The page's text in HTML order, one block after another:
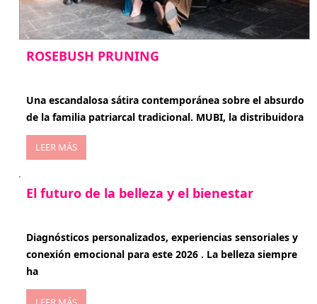
ROSEBUSH PRUNING
Una escandalosa sátira contemporánea sobre el absurdo
de la familia patriarcal tradicional. MUBI, la distribuidora
LEER MÁS
El futuro de la belleza y el bienestar
Diagnósticos personalizados, experiencias sensoriales y
conexión emocional para este 2026 . La belleza siempre
ha